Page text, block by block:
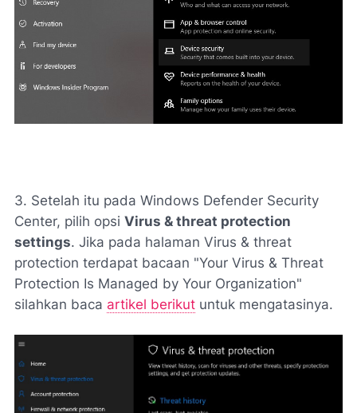
3. Setelah itu pada Windows Defender Security
Center, pilih opsi Virus & threat protection
settings. Jika pada halaman Virus & threat
protection terdapat bacaan "Your Virus & Threat
Protection Is Managed by Your Organization"
silahkan baca artikel berikut untuk mengatasinya.